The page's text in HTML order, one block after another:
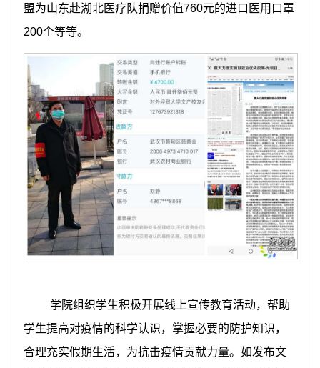
盟为山东赴湖北医疗队捐赠价值760元的进口医用口罩
200个等等。
学院组织学生积极开展线上宣传教育活动，帮助
学生提高对疫情的科学认识，掌握必要的防护知识，
合理充实假期生活，为抗击疫情贡献力量。如发布文